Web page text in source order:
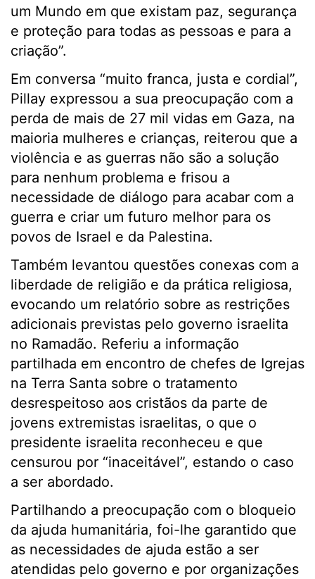
um Mundo em que existam paz, segurança
e proteção para todas as pessoas e para a
criação”.
Em conversa “muito franca, justa e cordial”,
Pillay expressou a sua preocupação com a
perda de mais de 27 mil vidas em Gaza, na
maioria mulheres e crianças, reiterou que a
violência e as guerras não são a solução
para nenhum problema e frisou a
necessidade de diálogo para acabar com a
guerra e criar um futuro melhor para os
povos de Israel e da Palestina.
Também levantou questões conexas com a
liberdade de religião e da prática religiosa,
evocando um relatório sobre as restrições
adicionais previstas pelo governo israelita
no Ramadão. Referiu a informação
partilhada em encontro de chefes de Igrejas
na Terra Santa sobre o tratamento
desrespeitoso aos cristãos da parte de
jovens extremistas israelitas, o que o
presidente israelita reconheceu e que
censurou por “inaceitável”, estando o caso
a ser abordado.
Partilhando a preocupação com o bloqueio
da ajuda humanitária, foi-lhe garantido que
as necessidades de ajuda estão a ser
atendidas pelo governo e por organizações